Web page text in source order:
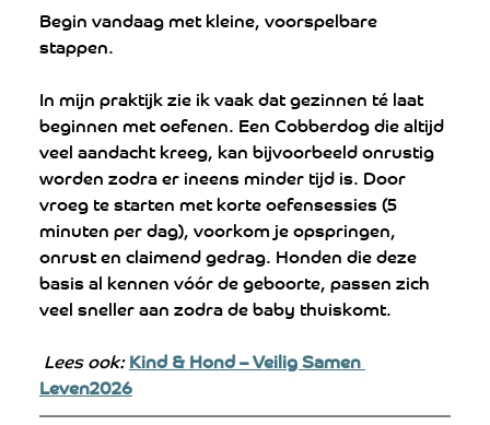
Begin vandaag met kleine, voorspelbare
stappen.
In mijn praktijk zie ik vaak dat gezinnen té laat
beginnen met oefenen. Een Cobberdog die altijd
veel aandacht kreeg, kan bijvoorbeeld onrustig
worden zodra er ineens minder tijd is. Door
vroeg te starten met korte oefensessies (5
minuten per dag), voorkom je opspringen,
onrust en claimend gedrag. Honden die deze
basis al kennen vóór de geboorte, passen zich
veel sneller aan zodra de baby thuiskomt.
Lees ook:Kind & Hond – Veilig Samen
Leven2026